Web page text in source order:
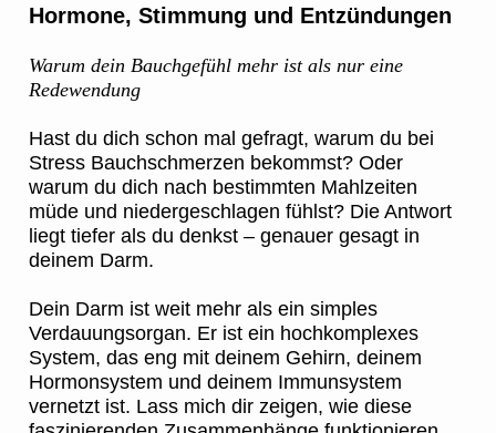
Hormone, Stimmung und Entzündungen
Warum dein Bauchgefühl mehr ist als nur eine
Redewendung
Hast du dich schon mal gefragt, warum du bei
Stress Bauchschmerzen bekommst? Oder
warum du dich nach bestimmten Mahlzeiten
müde und niedergeschlagen fühlst? Die Antwort
liegt tiefer als du denkst – genauer gesagt in
deinem Darm.
Dein Darm ist weit mehr als ein simples
Verdauungsorgan. Er ist ein hochkomplexes
System, das eng mit deinem Gehirn, deinem
Hormonsystem und deinem Immunsystem
vernetzt ist. Lass mich dir zeigen, wie diese